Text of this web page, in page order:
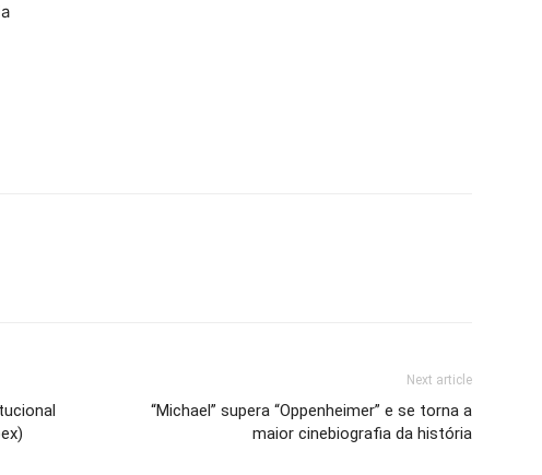
Next article
“Michael” supera “Oppenheimer” e se torna a
maior cinebiografia da história